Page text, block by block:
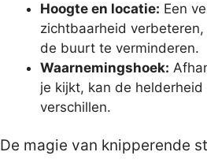
Hoogte en locatie: Een
zichtbaarheid
de buurt te verminderen.
Waarnemingshoek:
je kijkt, kan de helderheid
verschillen.
De magie van knipperende